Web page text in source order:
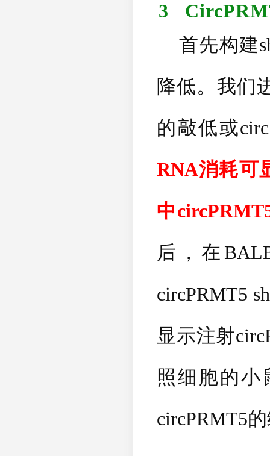
3
首先构建
降低。我们
的敲低或
RNA消耗可
中
后，在
circPRMT5
显示注射
照细胞的小
circPRMT5